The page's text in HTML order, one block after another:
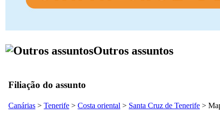
Outros assuntos
Filiação do assunto
Canárias > Tenerife > Costa oriental > Santa Cruz de Tenerife >